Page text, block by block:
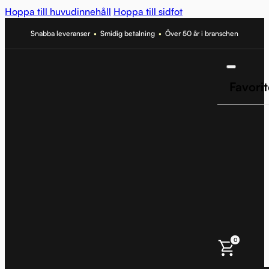
Hoppa till huvudinnehåll Hoppa till sidfot
Snabba leveranser • Smidig betalning • Över 50 år i branschen
0